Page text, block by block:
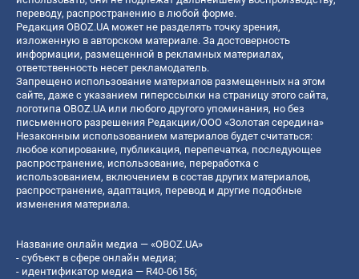
переводу, распространению в любой форме.
Редакция OBOZ.UA может не разделять точку зрения,
изложенную в авторском материале. За достоверность
информации, размещенной в рекламных материалах,
ответственность несет рекламодатель.
Запрещено использование материалов размещенных на этом
сайте, даже с указанием гиперссылки на страницу этого сайта,
логотипа OBOZ.UA или любого другого упоминания, но без
письменного разрешения Редакции/ООО «Золотая середина»
Незаконным использованием материалов будет считаться:
любое копирование, публикация, перепечатка, последующее
распространение, использование, переработка с
использованием, включением в состав других материалов,
распространение, адаптация, перевод и другие подобные
изменения материала.
Название онлайн медиа — «OBOZ.UA»
- субъект в сфере онлайн медиа;
- идентификатор медиа — R40-06156;